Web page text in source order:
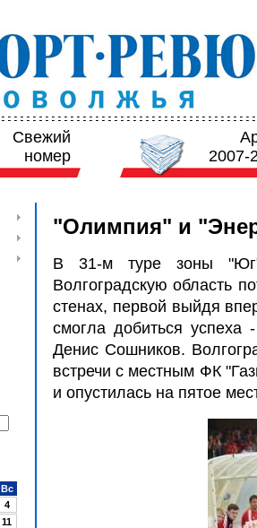
Свежий
номер
2007-
Вс
4
11
"Олимпия" и
В 31-м туре зоны "Юг"
Волгоградскую область
стенах, первой выйдя
смогла добиться
Денис Сошников.
встречи с местным ФК
и опустилась на пятое